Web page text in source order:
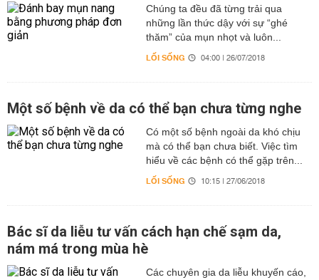
Chúng ta đều đã từng trải qua
những lần thức dậy với sự “ghé
thăm” của mụn nhọt và luôn...
LỐI SỐNG 04:00 | 26/07/2018
Một số bệnh về da có thể bạn chưa từng nghe
Có một số bệnh ngoài da khó chịu
mà có thể bạn chưa biết. Việc tìm
hiểu về các bệnh có thể gặp trên...
LỐI SỐNG 10:15 | 27/06/2018
Bác sĩ da liễu tư vấn cách hạn chế sạm da,
nám má trong mùa hè
Các chuyên gia da liễu khuyến cáo,